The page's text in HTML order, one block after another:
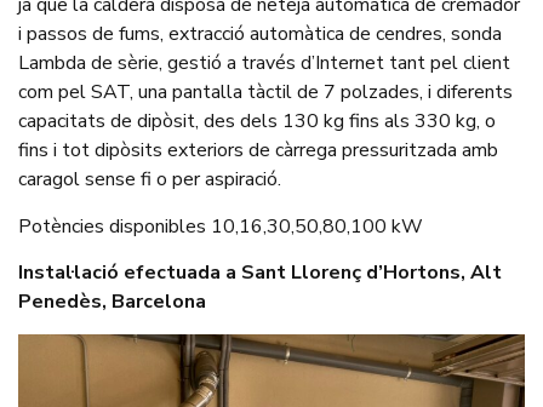
i passos de fums, extracció automàtica de cendres, sonda
Lambda de sèrie, gestió a través d’Internet tant pel client
com pel SAT, una pantalla tàctil de 7 polzades, i diferents
capacitats de dipòsit, des dels 130 kg fins als 330 kg, o
fins i tot dipòsits exteriors de càrrega pressuritzada amb
caragol sense fi o per aspiració.
Potències disponibles 10,16,30,50,80,100 kW
Instal·lació efectuada a Sant Llorenç d’Hortons, Alt
Penedès, Barcelona